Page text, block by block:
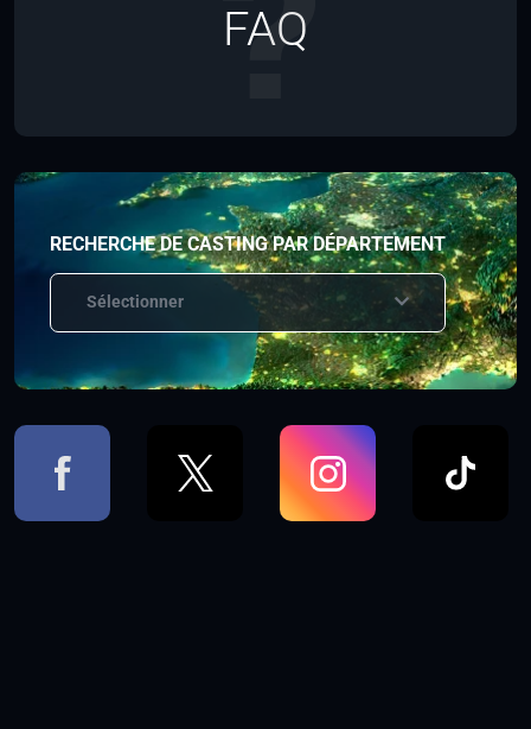
FAQ
RECHERCHE DE CASTING PAR DÉPARTEMENT
Sélectionner